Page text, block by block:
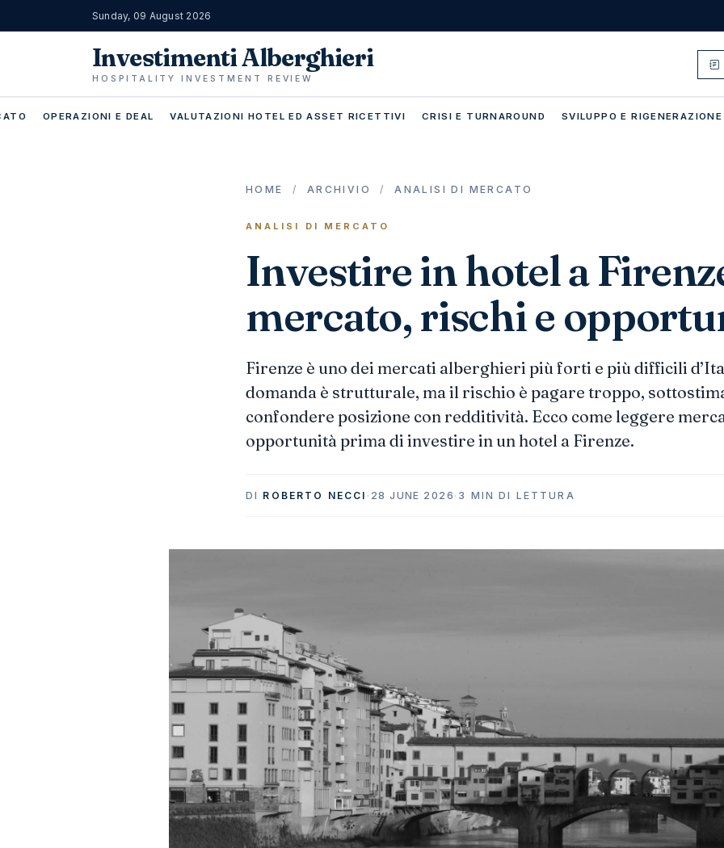
Sunday, 09 August 2026
Investimenti Alberghieri
HOSPITALITY INVESTMENT REVIEW
OPERAZIONI E DEAL VALUTAZIONI HOTEL ED ASSET RICETTIVI CRISI E TURNAROUND SVILUPPO E RIGENERAZIONE
HOME / ARCHIVIO / ANALISI DI MERCATO
ANALISI DI MERCATO
Investire in hotel a
mercato, rischi e
Firenze è uno dei mercati alberghieri più forti e più difficili
domanda è strutturale, ma il rischio è pagare troppo,
confondere posizione con redditività. Ecco come leggere
opportunità prima di investire in un hotel a Firenze.
DI ROBERTO NECCI · 28 JUNE 2026 · 3 MIN DI LETTURA